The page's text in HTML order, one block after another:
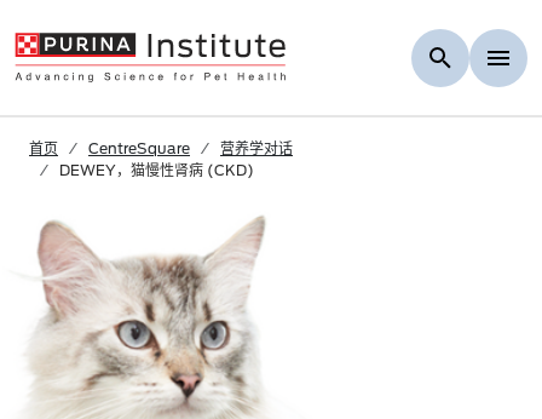
首页 CentreSquare
营养学对话
DEWEY，猫慢性肾病 (CKD)